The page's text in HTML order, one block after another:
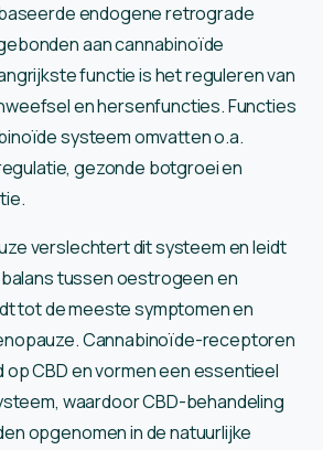
endogene retrograde
aan cannabinoïde
functie is het reguleren van
en hersenfuncties. Functies
systeem omvatten o.a.
gezonde botgroei en
verslechtert dit systeem en leidt
tussen oestrogeen en
tot de meeste symptomen en
Cannabinoïde-receptoren
CBD en vormen een essentieel
waardoor CBD-behandeling
opgenomen in de natuurlijke